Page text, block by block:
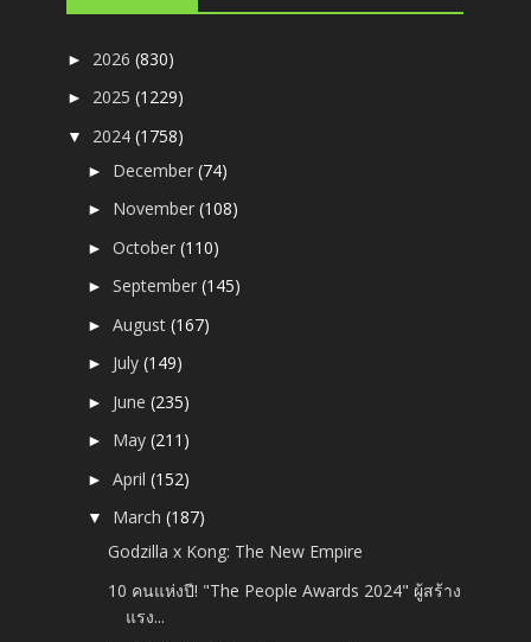
► 2026(830)
► 2025(1229)
▼ 2024(1758)
► December(74)
► November(108)
►October(110)
►September(145)
►August(167)
► July(149)
► June(235)
► May(211)
►April(152)
▼ March(187)
Godzilla x Kong: The New Empire
10 คนแห่งปี! "The People Awards 2024" ผู้สร้าง
แรง...